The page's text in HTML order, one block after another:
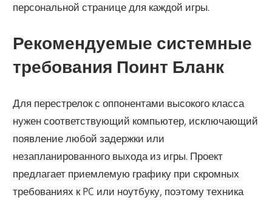
персональной странице для каждой игры.
Рекомендуемые системные
требования Поинт Бланк
Для перестрелок с оппонентами высокого класса
нужен соответствующий компьютер, исключающий
появление любой задержки или
незапланированного выхода из игры. Проект
предлагает приемлемую графику при скромных
требованиях к PC или ноутбуку, поэтому техника